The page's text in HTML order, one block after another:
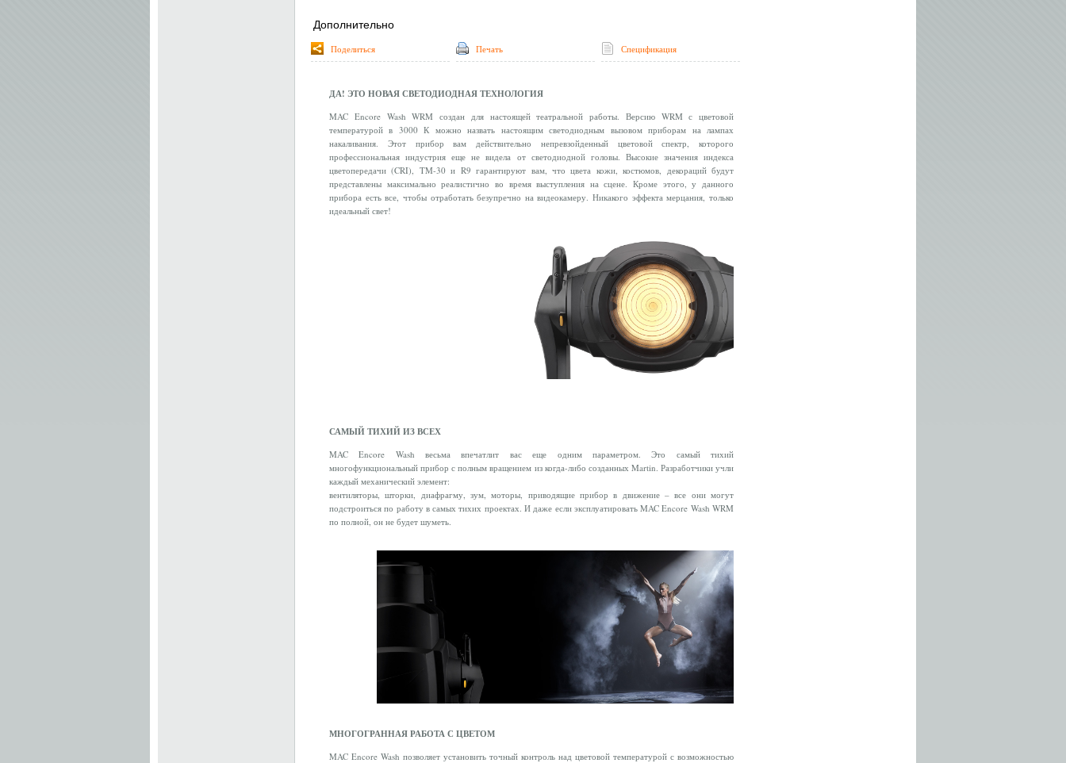
Дополнительно
Поделиться Печать Спецификация
ДА! ЭТО НОВАЯ СВЕТОДИОДНАЯ ТЕХНОЛОГИЯ
MAC Encore Wash WRM создан для настоящей театральной работы. Версию WRM с цветовой
температурой в 3000 К можно назвать настоящим светодиодным вызовом приборам на лампах
накаливания. Этот прибор вам действительно непревзойденный цветовой спектр, которого
профессиональная индустрия еще не видела от светодиодной головы. Высокие значения индекса
цветопередачи (CRI), TM-30 и R9 гарантируют вам, что цвета кожи, костюмов, декораций будут
представлены максимально реалистично во время выступления на сцене. Кроме этого, у данного
прибора есть все, чтобы отработать безупречно на видеокамеру. Никакого эффекта мерцания, только
идеальный свет!
САМЫЙ ТИХИЙ ИЗ ВСЕХ
MAC Encore Wash весьма впечатлит вас еще одним параметром. Это самый тихий
многофункциональный прибор с полным вращением из когда-либо созданных Martin. Разработчики учли
каждый механический элемент:
вентиляторы, шторки, диафрагму, зум, моторы, приводящие прибор в движение – все они могут
подстроиться по работу в самых тихих проектах. И даже если эксплуатировать MAC Encore Wash WRM
по полной, он не будет шуметь.
МНОГОГРАННАЯ РАБОТА С ЦВЕТОМ
MAC Encore Wash позволяет установить точный контроль над цветовой температурой с возможностью